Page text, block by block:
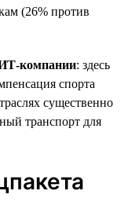
(26% против
компании: здесь
спорта
существенно
транспорт для